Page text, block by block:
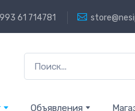
61 714781
Объявления